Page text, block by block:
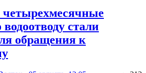
четырехмесячные
стали
обращения к